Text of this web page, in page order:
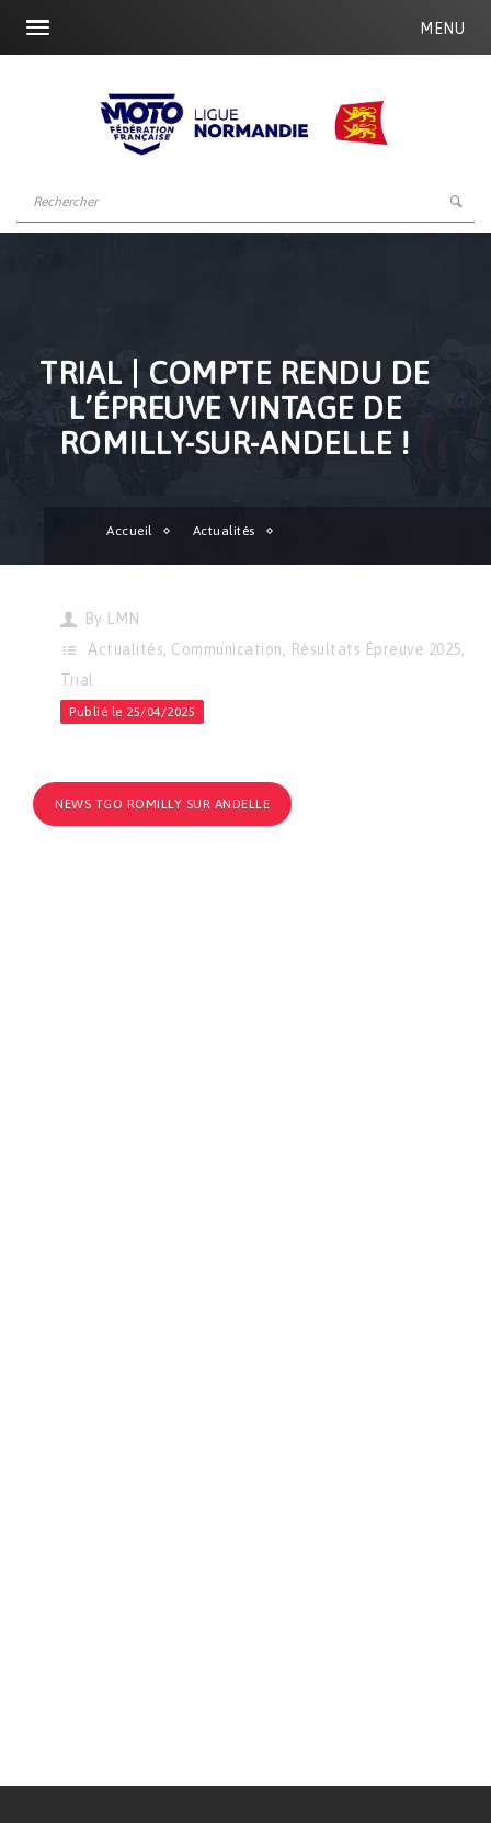
MENU
TRIAL | COMPTE RENDU DE
L’ÉPREUVE VINTAGE DE
ROMILLY-SUR-ANDELLE !
Accueil Actualités
By
LMN
Actualités Communication Résultats Épreuve 2025
Trial
Publié le 25/04/2025
NEWS TGO ROMILLY SUR ANDELLE